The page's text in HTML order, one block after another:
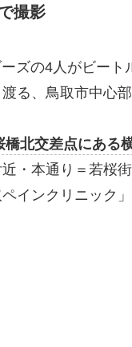
撮影
ーズの4人がビート
る、鳥取市中心部
橋北交差点にある
近・本通り＝若桜
インクリニック